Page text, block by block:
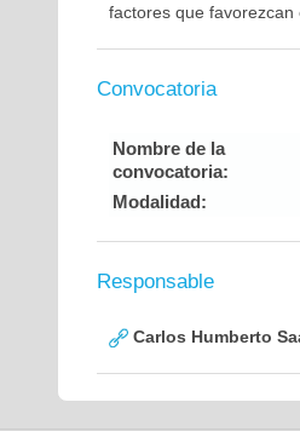
factores que
Convocatoria
Nombre de la
convocatoria:
Modalidad:
Responsable
Carlos Humberto